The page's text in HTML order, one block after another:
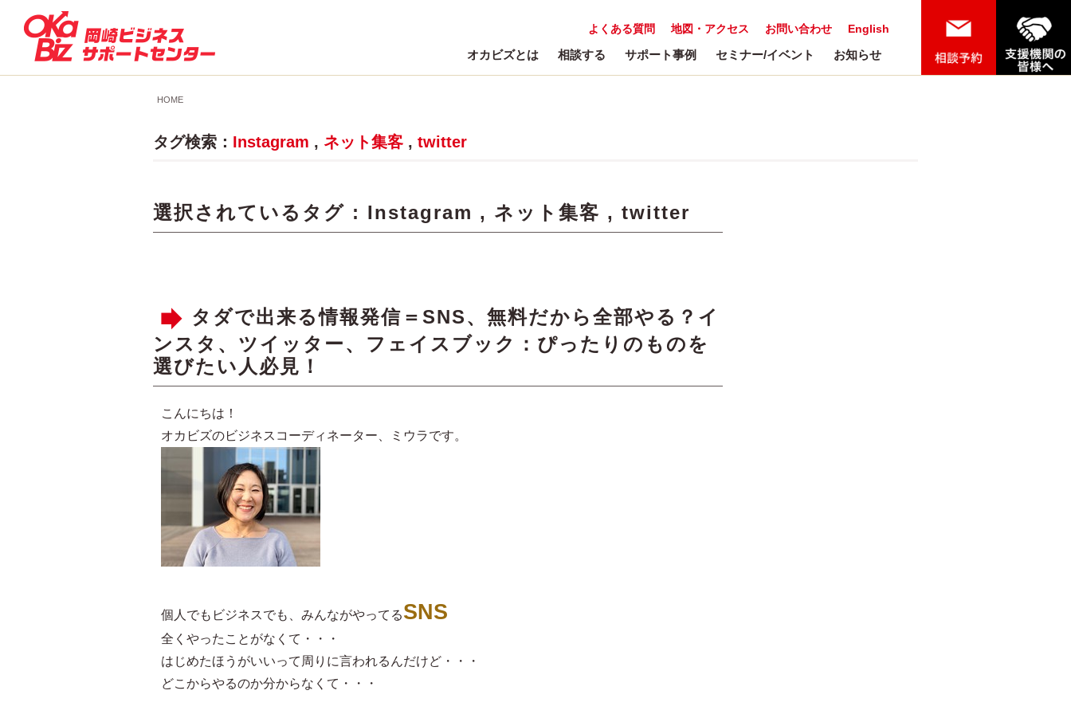
English
お問い合わせ
地図・アクセス
よくある質問
オカビズとは 相談する サポート事例 セミナー/イベント お知らせ
HOME
タグ検索： Instagram , ネット集客 , twitter
選択されているタグ : Instagram , ネット集客 , twitter
タダで出来る情報発信＝SNS、無料だから全部やる？イ
ンスタ、ツイッター、フェイスブック：ぴったりのものを
選びたい人必見！
こんにちは！
オカビズのビジネスコーディネーター、ミウラです。
個人でもビジネスでも、みんながやってるSNS
全くやったことがなくて・・・
はじめたほうがいいって周りに言われるんだけど・・・
どこからやるのか分からなくて・・・